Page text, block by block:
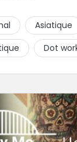
Asiatique
Dot